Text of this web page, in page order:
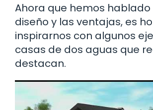
Ahora que hemos hablado
diseño y las ventajas, es
inspirarnos con algunos
casas de dos aguas que
destacan.